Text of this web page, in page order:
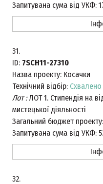
Запитувана сума від УКФ:
31.
ID: 7SCH11-27310
Назва проекту: Косачки
Технічний відбір: Схвалено
Лот :ЛОТ 1. Стипендія на
мистецької діяльності
Загальний бюджет проекту:
Запитувана сума від УКФ:
32.